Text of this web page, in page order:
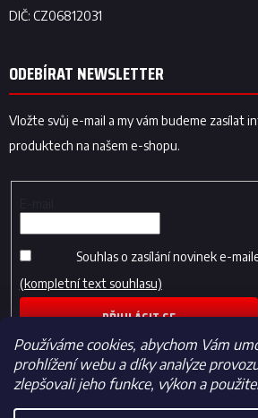
Používáme cookies, abychom Vám
prohlížení webu a díky analýze
zlepšovali jeho funkce, výkon a
ODEBÍRAT NEWSLETTER
Vložte svůj e-mail a my vám budeme zasílat
produktech na našem e-shopu.
Souhlas o zasílání novinek e-
(kompletní text souhlasu)
PŘIHLÁSIT SE